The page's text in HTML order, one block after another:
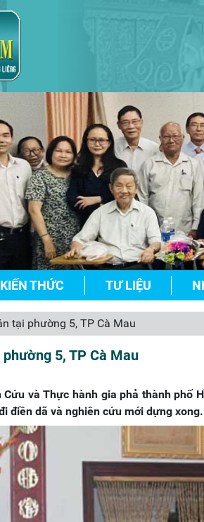
KIẾN THỨC TƯ LIỆU
tại phường 5, TP Cà Mau
5, TP Cà Mau
và Thực hành gia phả thành phố
điền dã và nghiên cứu mới dựng xong.